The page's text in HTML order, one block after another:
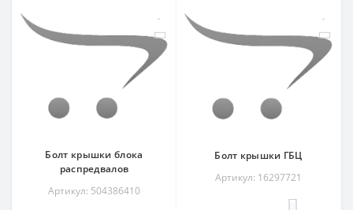
Болт крышки блока
распредвалов
Артикул: 504386410
Болт крышки ГБЦ
Артикул: 16297721